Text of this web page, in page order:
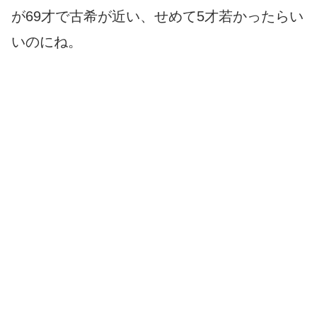
が69才で古希が近い、せめて5才若かったらい
いのにね。